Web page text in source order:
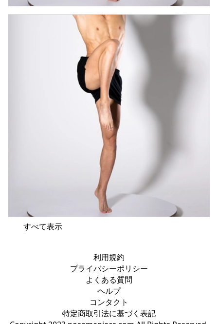
すべて表示
利用規約
プライバシーポリシー
よくある質問
ヘルプ
コンタクト
特定商取引法に基づく表記